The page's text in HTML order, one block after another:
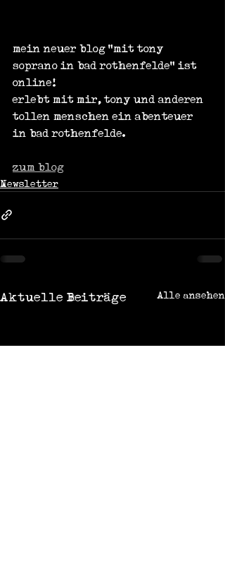
mein neuer blog "mit tony
soprano in bad rothenfelde" ist
online!
erlebt mit mir, tony und anderen
tollen menschen ein abenteuer
in bad rothenfelde.
zum blog
Newsletter
Aktuelle Beiträge Alle ansehen